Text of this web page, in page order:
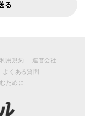
る
利用規約
運営会社
よくある質問
ために